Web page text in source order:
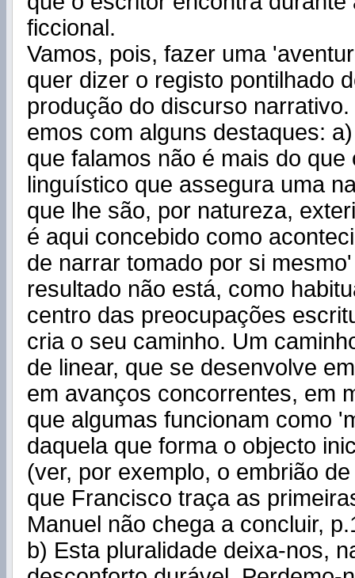
ficcional.
Vamos, pois, fazer uma
quer dizer o registo pontilhado
produção do discurso
emos com alguns destaques:
que falamos não é mais do que
linguístico que assegura uma
que lhe são, por natureza,
é aqui concebido como
de narrar tomado por si
resultado não está, como
centro das preocupações
cria o seu caminho. Um
de linear, que se desenvolve
em avanços concorrentes, em
que algumas funcionam como
daquela que forma o objecto
(ver, por exemplo, o embrião
que Francisco traça as
Manuel não chega a concluir,
b) Esta pluralidade deixa-nos,